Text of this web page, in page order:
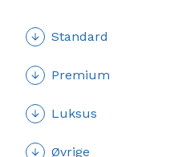
Standard
Premium
Luksus
Øvrige